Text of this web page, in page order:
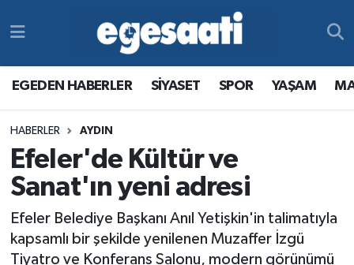
EGEDEN HABERLER SİYASET SPOR YAŞAM
HABERLER AYDIN
Efeler'de Kültür ve
Sanat'ın yeni adresi
Efeler Belediye Başkanı Anıl Yetişkin'in talimatıyla
kapsamlı bir şekilde yenilenen Muzaffer İzgü
Tiyatro ve Konferans Salonu, modern görünümü
MAGAZİN
RESMİ REKLAMLAR
YAŞAM
MAGAZİN
RESMİ REKLAMLAR
Tüm Manşetler
Son Dakika Haberleri
Haber Arşivi